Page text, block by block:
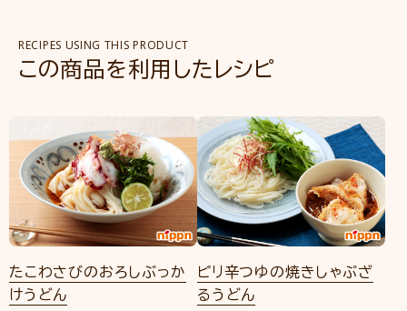
RECIPES USING THIS PRODUCT
この商品を利用したレシピ
たこわさびのおろしぶっか
けうどん
ピリ辛つゆの焼きしゃぶざ
るうどん